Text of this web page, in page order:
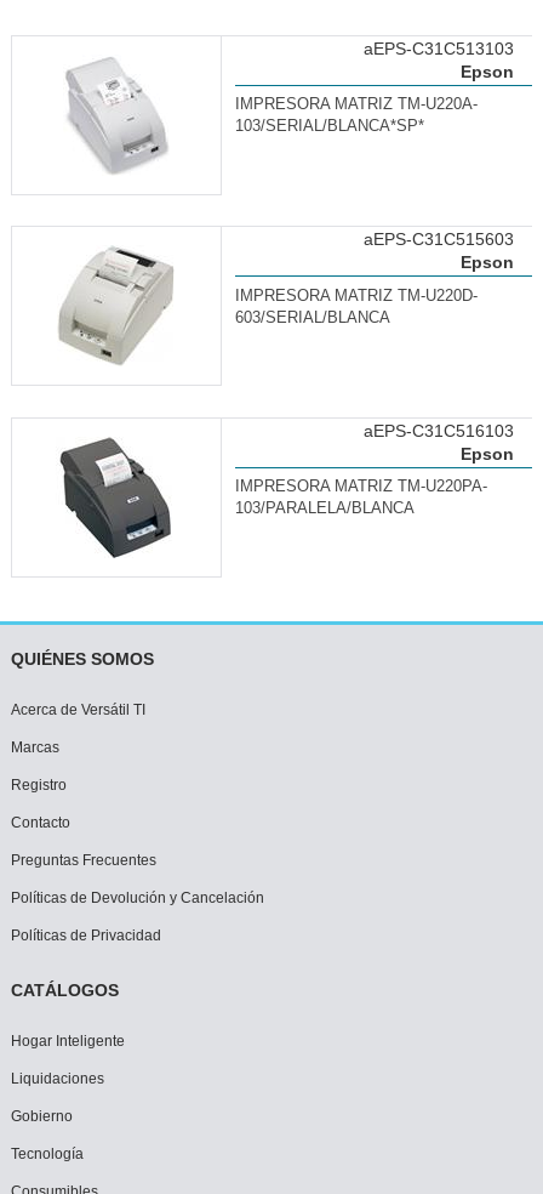
Epson
aEPS-C31C513103
IMPRESORA MATRIZ TM-U220A-
103/SERIAL/BLANCA*SP*
Epson
aEPS-C31C515603
IMPRESORA MATRIZ TM-U220D-
603/SERIAL/BLANCA
Epson
aEPS-C31C516103
IMPRESORA MATRIZ TM-U220PA-
103/PARALELA/BLANCA
QUIÉNES SOMOS
Acerca de Versátil TI
Marcas
Registro
Contacto
Preguntas Frecuentes
Políticas de Devolución y Cancelación
Políticas de Privacidad
CATÁLOGOS
Hogar Inteligente
Liquidaciones
Gobierno
Tecnología